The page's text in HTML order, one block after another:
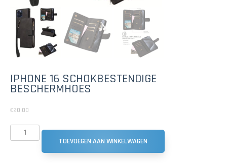
IPHONE 16 SCHOKBESTENDIGE
BESCHERMHOES
€20.00
TOEVOEGEN AAN WINKELWAGEN